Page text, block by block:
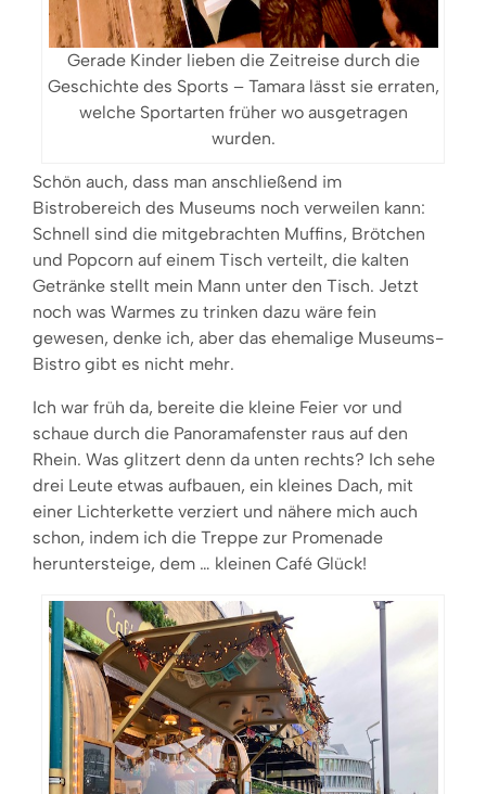
Gerade Kinder lieben die Zeitreise durch die
Geschichte des Sports – Tamara lässt sie erraten,
welche Sportarten früher wo ausgetragen
wurden.
Schön auch, dass man anschließend im
Bistrobereich des Museums noch verweilen kann:
Schnell sind die mitgebrachten Muffins, Brötchen
und Popcorn auf einem Tisch verteilt, die kalten
Getränke stellt mein Mann unter den Tisch. Jetzt
noch was Warmes zu trinken dazu wäre fein
gewesen, denke ich, aber das ehemalige Museums-
Bistro gibt es nicht mehr.
Ich war früh da, bereite die kleine Feier vor und
schaue durch die Panoramafenster raus auf den
Rhein. Was glitzert denn da unten rechts? Ich sehe
drei Leute etwas aufbauen, ein kleines Dach, mit
einer Lichterkette verziert und nähere mich auch
schon, indem ich die Treppe zur Promenade
heruntersteige, dem … kleinen Café Glück!